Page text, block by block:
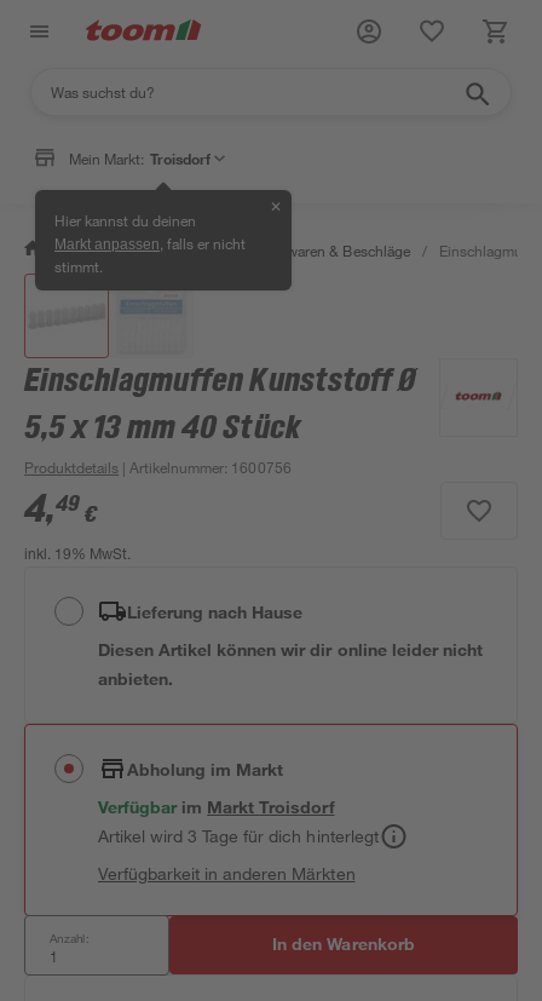
Mein Markt: Troisdorf
Hier kannst du deinen
Markt anpassen , falls er nicht
stimmt.
✕
/ Werkstatt & Maschinen / Eisenwaren & Beschläge /
Einschlagmuffen Kunststoff Ø
5,5 x 13 mm 40 Stück
Produktdetails | Artikelnummer: 1600756
4,49 €
inkl. 19% MwSt.
Lieferung nach Hause
Diesen Artikel können wir dir online leider nicht
anbieten.
Abholung im Markt
Verfügbar im MarktTroisdorf
Artikel wird 3 Tage für dich hinterlegt
Verfügbarkeit in anderen Märkten
Anzahl: In den Warenkorb